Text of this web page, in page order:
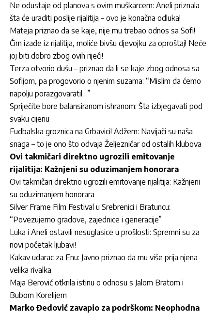
Ne odustaje od planova s ovim muškarcem: Aneli priznala
šta će uraditi poslije rijalitija – ovo je konačna odluka!
Mateja priznao da se kaje, nije mu trebao odnos sa Sofi!
Čim izađe iz rijalitija, moliće bivšu djevojku za oproštaj! Neće
joj biti dobro zbog ovih riječi!
Terza otvorio dušu – priznao da li se kaje zbog odnosa sa
Sofijom, pa progovorio o njenim suzama: “Mislim da ćemo
napolju porazgovaratil…”
Spriječite bore balansiranom ishranom: Šta izbjegavati pod
svaku cijenu
Fudbalska groznica na Grbavici! Adžem: Navijači su naša
snaga – to je ono što odvaja Željezničar od ostalih klubova
Ovi takmičari direktno ugrozili emitovanje
rijalitija: Kažnjeni su oduzimanjem honorara
Ovi takmičari direktno ugrozili emitovanje rijalitija: Kažnjeni
su oduzimanjem honorara
Silver Frame Film Festival u Srebrenici i Bratuncu:
“Povezujemo gradove, zajednice i generacije”
Luka i Aneli ostavili nesuglasice u prošlosti: Spremni su za
novi početak ljubavi!
Kakav udarac za Enu: Javno priznao da mu više prija njena
velika rivalka
Maja Berović otkrila istinu o odnosu s Jalom Bratom i
Bubom Korelijem
Marko Đedović zavapio za podrškom: Neophodna